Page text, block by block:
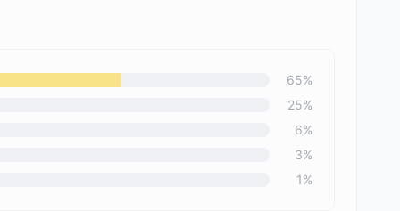
65%
25%
6%
3%
1%